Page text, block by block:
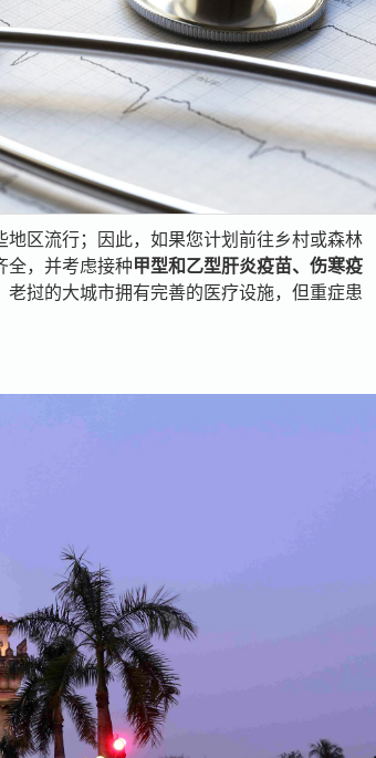
地区流行；因此，如果您计划前往乡村或森林
全，并考虑接种甲型和乙型肝炎疫苗、伤寒疫
挝的大城市拥有完善的医疗设施，但重症患